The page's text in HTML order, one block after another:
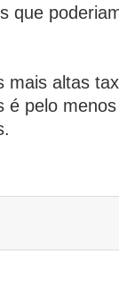
que
mais altas
é pelo